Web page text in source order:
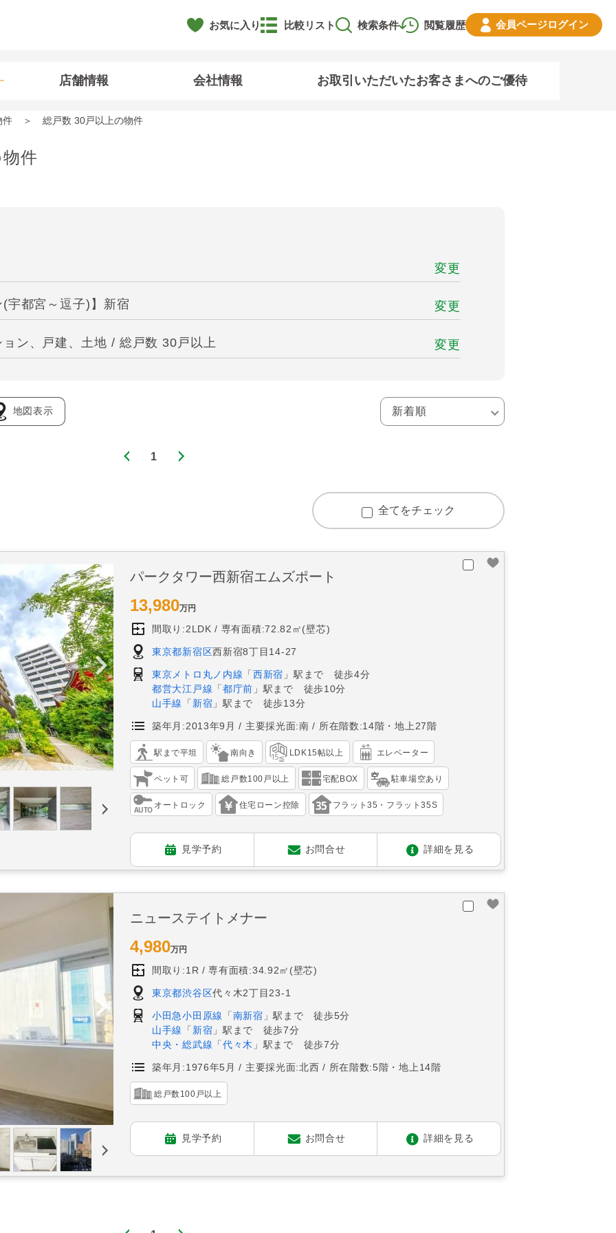
お気に入り 閲覧履歴
比較リスト 検索条件 会員ページログイン
店舗情報 会社情報 お取引いただいたお客さまへのご優待
件 総戸数 30戸以上の物件
件
変更
都宮～逗子)】新宿 変更
ン、戸建、土地 / 総戸数 30戸以上 変更
地図表示
1
全てをチェック
パークタワー西新宿エムズポート
13,980万円
間取り:2LDK 専有面積:72.82㎡(壁芯)
東京都新宿区西新宿8丁目14-27
東京メトロ丸ノ内線 「西新宿 」駅まで 徒歩4分
都営大江戸線 「 都庁前 」駅まで 徒歩10分
山手線
「 新宿 」駅まで 徒歩13分
築年月:2013年9月 主要採光面:南 所在階数:14階・地上27階
駅まで平坦 南向き LDK15帖以上 エレベーター
ペット可 総戸数100戸以上 宅配BOX 駐車場空あり
オートロック 住宅ローン控除 フラット35・フラット35S
見学予約 お問合せ 詳細を見る
ニューステイトメナー
4,980万円
間取り:1R 専有面積:34.92㎡(壁芯)
東京都渋谷区代々木2丁目23-1
小田急小田原線 「 南新宿 」駅まで 徒歩5分
山手線
「 新宿 」駅まで 徒歩7分
中央・総武線 「 代々木 」駅まで 徒歩7分
築年月:1976年5月 主要採光面:北西 所在階数:5階・地上14階
総戸数100戸以上
見学予約 お問合せ 詳細を見る